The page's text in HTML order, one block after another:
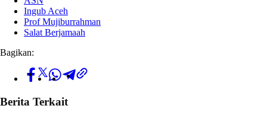
Ingub Aceh
Prof Mujiburrahman
Salat Berjamaah
Bagikan:
Berita Terkait